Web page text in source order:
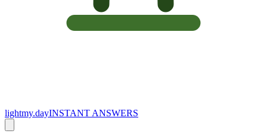
lightmy.dayINSTANT ANSWERS